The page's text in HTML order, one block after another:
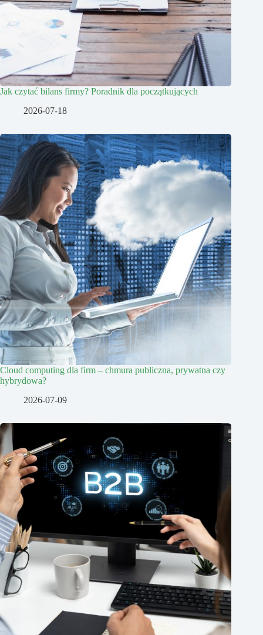
Jak czytać bilans firmy? Poradnik dla początkujących
2026-07-18
Cloud computing dla firm – chmura publiczna, prywatna czy
hybrydowa?
2026-07-09